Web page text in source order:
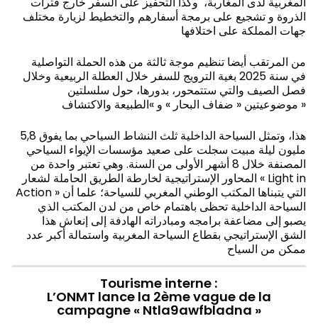
الذروة و تشجيع على برمجة أسفارهم والتخطيط لزيارة مختلف
جهات المملكة على اختلافها
من المرتقب أيضا تنظيم موجة ثالثة من هذه الحملة التواصلية
في سنة 2025 بغية الترويج للسفر خلال العطلة الربيعية وخلال
فصل الصيف والتي ستتمحور، بدورها، حول سلسلتين
موضوعيتين « ضفاف البحار » و »الطبيعة والاكتشاف »
هذا، وتمثل السياحة الداخلية ثلث النشاط السياحي بما يفوق 5,8
مليون ليلة مبيت سجلت على صعيد مؤسسات الإيواء السياحي
المصنفة خلال 8 أشهر الأولى من السنة. وهي تعتبر واحدة من
المحاور الإستراتيجية لخارطة الطريق الحاملة لشعار « Light in
Action » التي يتبناها المكتب الوطني المغربي للسياحة؛ علما أن
السياحة الداخلية تحظى باهتمام خاص من لدن المكتب الذي
يصبو إلى مضاعفة برامجه ومبادراته الهادفة إلى إنعاش هذا
الشق الإستراتيجي بقطاع السياحة المغربية واستمالة أكبر عدد
ممكن من السياح
Tourisme interne :
L’ONMT lance la 2ème vague de la
campagne « Ntla9awfbladna »